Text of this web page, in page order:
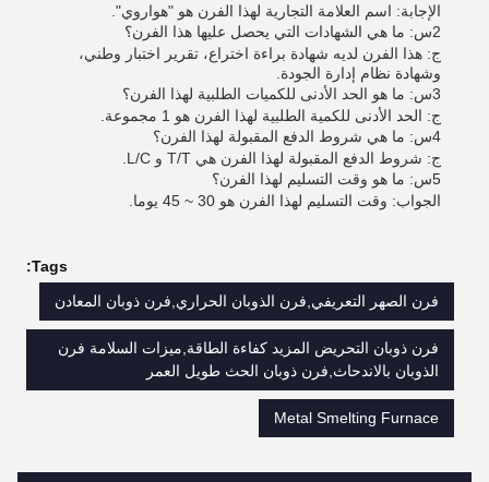
الإجابة: اسم العلامة التجارية لهذا الفرن هو "هواروي".
2س: ما هي الشهادات التي يحصل عليها هذا الفرن؟
ج: هذا الفرن لديه شهادة براءة اختراع، تقرير اختبار وطني،
وشهادة نظام إدارة الجودة.
3س: ما هو الحد الأدنى للكميات الطلبية لهذا الفرن؟
ج: الحد الأدنى للكمية الطلبية لهذا الفرن هو 1 مجموعة.
4س: ما هي شروط الدفع المقبولة لهذا الفرن؟
ج: شروط الدفع المقبولة لهذا الفرن هي T/T و L/C.
5س: ما هو وقت التسليم لهذا الفرن؟
الجواب: وقت التسليم لهذا الفرن هو 30 ~ 45 يوما.
Tags:
فرن الصهر التعريفي,فرن الذوبان الحراري,فرن ذوبان المعادن
فرن ذوبان التحريض المزيد كفاءة الطاقة,ميزات السلامة فرن
الذوبان بالاندحاث,فرن ذوبان الحث طويل العمر
Metal Smelting Furnace